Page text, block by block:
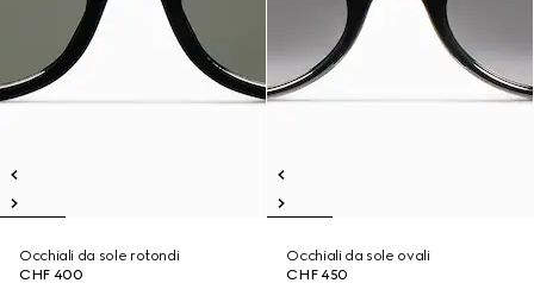
Occhiali da sole rotondi
CHF 400
Occhiali da sole ovali
CHF 450